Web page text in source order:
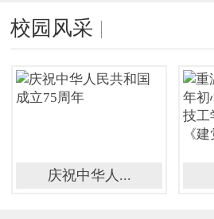
校园风采
庆祝中华人...